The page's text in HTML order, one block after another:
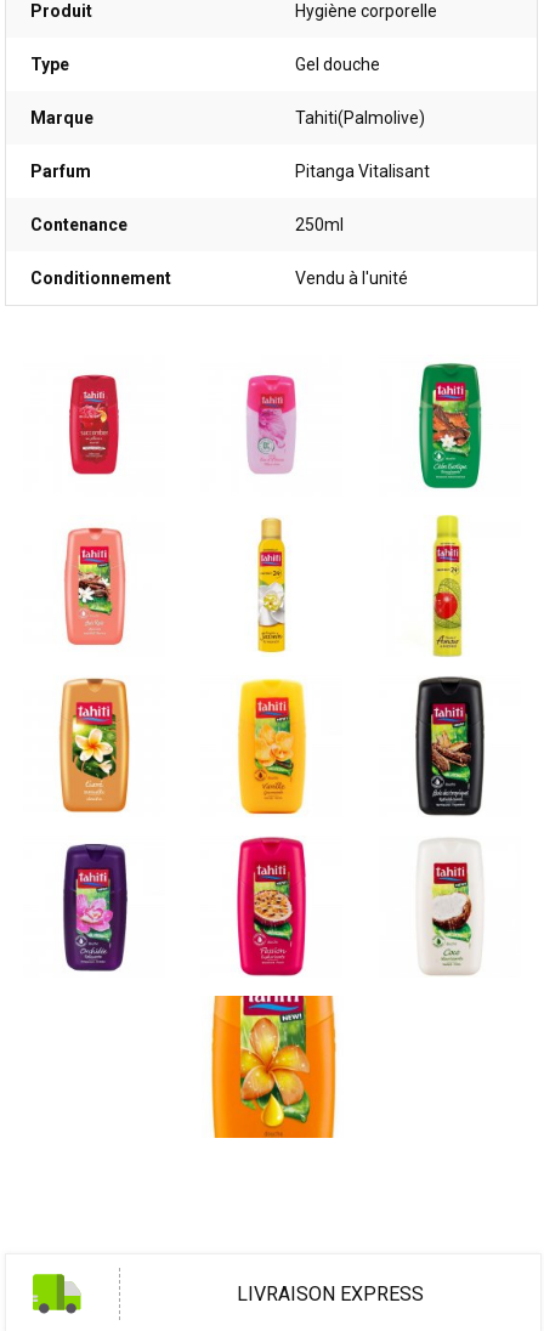
Produit Hygiène corporelle
Type Gel douche
Marque Tahiti(Palmolive)
Parfum Pitanga Vitalisant
Contenance 250ml
Conditionnement Vendu à l'unité
LIVRAISON EXPRESS